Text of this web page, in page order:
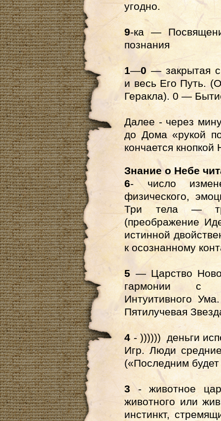
угодно.
9-ка —
познания
1—0 — закрытая
и весь Его Путь.
Геракла). 0 —
Далее - через
до Дома«рукой
кончается кнопкой
Знание о Небе
6- число
физического,
Три тела —
(преображение
истинной
к осознанному
5 — Царство
гармонии с
Интуитивного
Пятилучевая
4 - )))))) деньги
Игр. Люди
(«Последним
3 - животное
животного или
инстинкт,